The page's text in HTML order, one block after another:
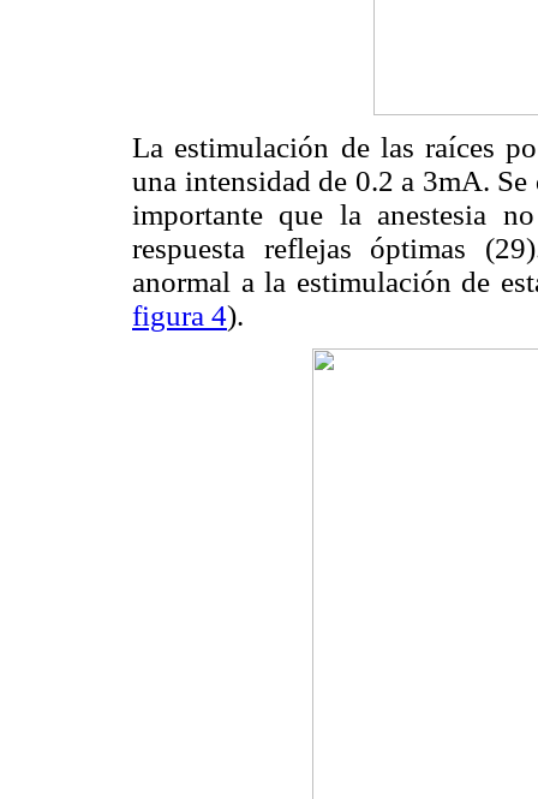
La estimulación de las raíces
una intensidad de 0.2 a 3mA.
importante que la anestesia
respuesta reflejas óptimas
anormal a la estimulación de
figura 4).